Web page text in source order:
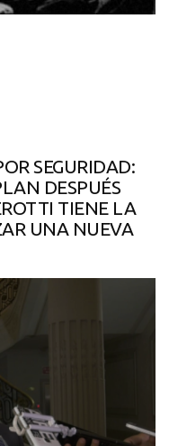
SEGURIDAD:
DESPUÉS
TIENE LA
UNA NUEVA